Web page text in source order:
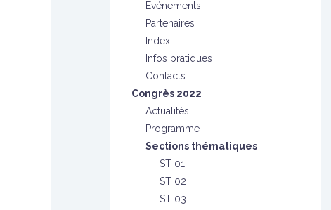
Evénements
Partenaires
Index
Infos pratiques
Contacts
Congrès 2022
Actualités
Programme
Sections thématiques
ST 01
ST 02
ST 03